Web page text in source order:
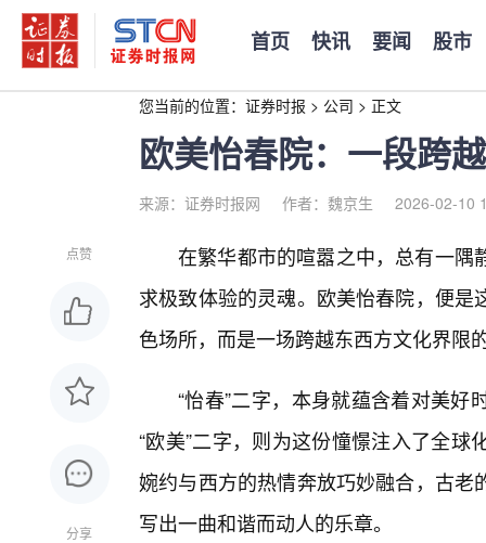
首页 快讯 要闻 股市
您当前的位置： 证券时报 > 公司 > 正文
欧美怡春院：一段跨
来源：证券时报网 作者：魏京生 2026-02-10
点赞
分享
在繁华都市的喧嚣之中，总有一隅
求极致体验的灵魂。欧美怡春院，便
色场所，而是一场跨越东西方文化界限
“怡春”二字，本身就蕴含着对美
“欧美”二字，则为这份憧憬注入了全
婉约与西方的热情奔放巧妙融合，古
写出一曲和谐而动人的乐章。